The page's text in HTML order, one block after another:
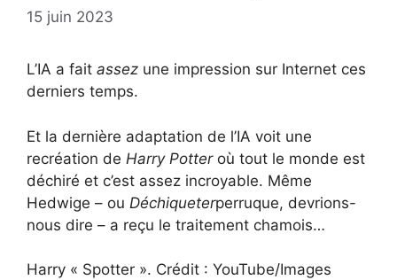
15 juin 2023
L’IA a fait assez une impression sur Internet ces
derniers temps.
Et la dernière adaptation de l’IA voit une
recréation de Harry Potteroù tout le monde est
déchiré et c’est assez incroyable. Même
Hedwige – ou Déchiqueterperruque, devrions-
nous dire – a reçu le traitement chamois…
Harry « Spotter ». Crédit : YouTube/Images